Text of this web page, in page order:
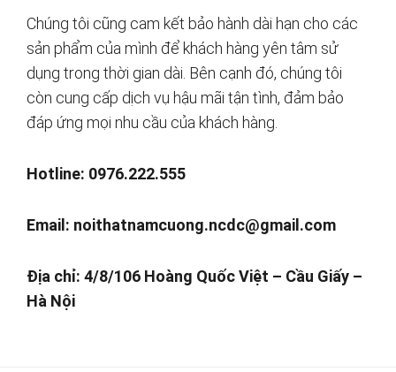
Chúng tôi cũng cam kết bảo hành dài hạn cho các
sản phẩm của mình để khách hàng yên tâm sử
dụng trong thời gian dài. Bên cạnh đó, chúng tôi
còn cung cấp dịch vụ hậu mãi tận tình, đảm bảo
đáp ứng mọi nhu cầu của khách hàng.
Hotline: 0976.222.555
Email: noithatnamcuong.ncdc@gmail.com
Địa chỉ: 4/8/106 Hoàng Quốc Việt – Cầu Giấy –
Hà Nội